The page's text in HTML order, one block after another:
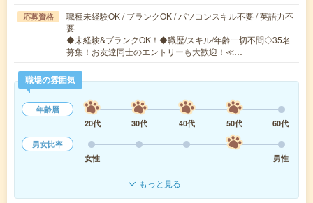
応募資格
職種未経験OK / ブランクOK / パソコンスキル不要 / 英語力不
要
◆未経験&ブランクOK！◆職歴/スキル/年齢一切不問◇35名
募集！お友達同士のエントリーも大歓迎！≪…
職場の雰囲気
年齢層
20代
30代 40代 50代
60代
男女比率
女性
男性
もっと見る